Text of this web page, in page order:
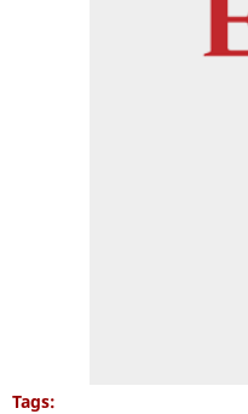
Tags: